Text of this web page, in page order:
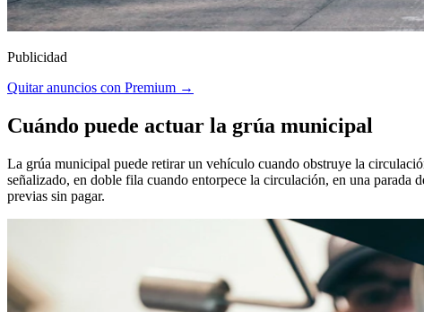
Publicidad
Quitar anuncios con Premium →
Cuándo puede actuar la grúa municipal
La grúa municipal puede retirar un vehículo cuando obstruye la
señalizado, en doble fila cuando entorpece la circulación, en una parada
previas sin pagar.